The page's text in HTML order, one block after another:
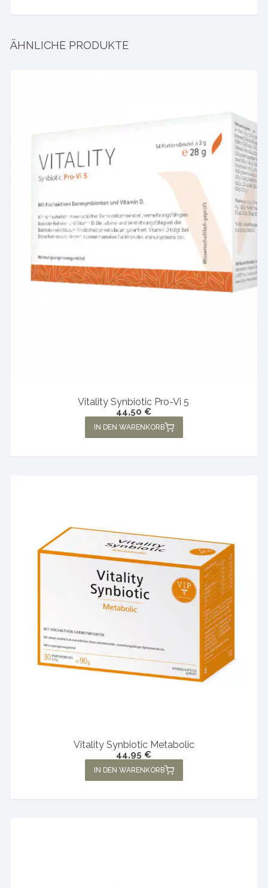
ÄHNLICHE PRODUKTE
Vitality Synbiotic Pro-Vi 5
44,50 €
IN DEN WARENKORB
Vitality Synbiotic Metabolic
44,95 €
IN DEN WARENKORB